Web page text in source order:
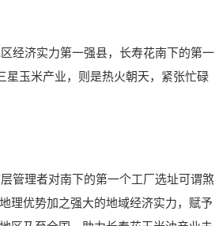
经济实力第一强县，长寿花南下的第一
星玉米产业，则是热火朝天，紧张忙碌
管理者对南下的第一个工厂选址可谓煞
理优势加之强大的地域经济实力，赋予